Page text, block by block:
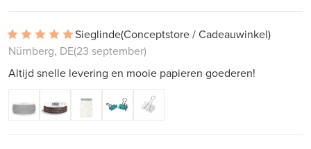
Sieglinde(Conceptstore / Cadeauwinkel)
Nürnberg, DE(23 september)
Altijd snelle levering en mooie papieren goederen!